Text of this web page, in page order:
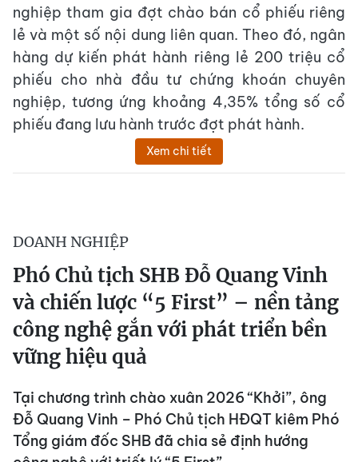
nghiệp tham gia đợt chào bán cổ phiếu riêng
lẻ và một số nội dung liên quan. Theo đó, ngân
hàng dự kiến phát hành riêng lẻ 200 triệu cổ
phiếu cho nhà đầu tư chứng khoán chuyên
nghiệp, tương ứng khoảng 4,35% tổng số cổ
phiếu đang lưu hành trước đợt phát hành.
Xem chi tiết
DOANH NGHIỆP
Phó Chủ tịch SHB Đỗ Quang Vinh
và chiến lược “5 First” – nền tảng
công nghệ gắn với phát triển bền
vững hiệu quả
Tại chương trình chào xuân 2026 “Khởi”, ông
Đỗ Quang Vinh – Phó Chủ tịch HĐQT kiêm Phó
Tổng giám đốc SHB đã chia sẻ định hướng